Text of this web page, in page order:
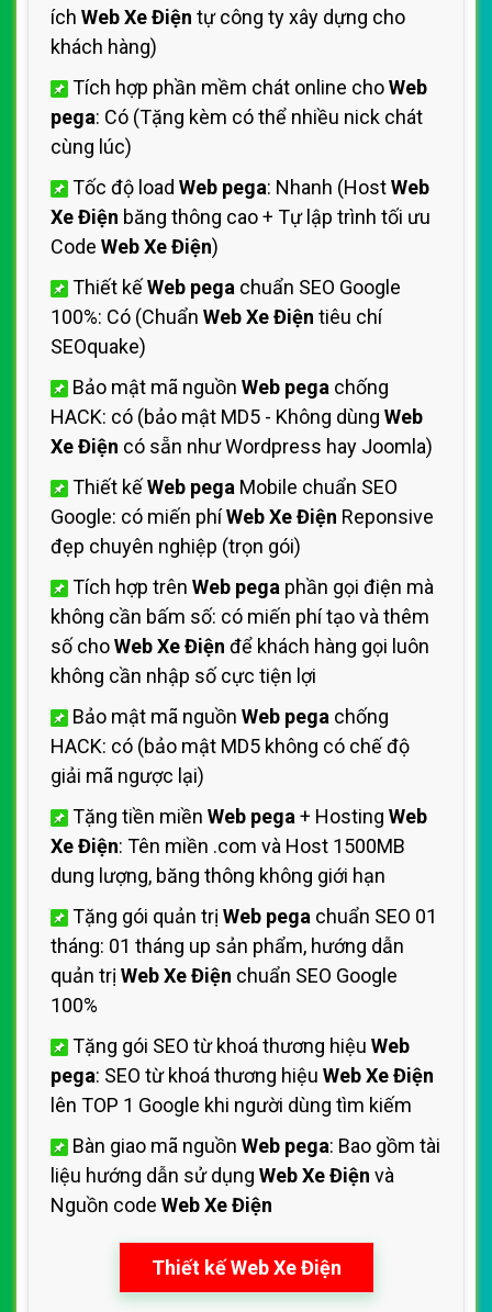
ích Web Xe Điện tự công ty xây dựng cho
khách hàng)
Tích hợp phần mềm chát online choWeb
pega: Có (Tặng kèm có thể nhiều nick chát
cùng lúc)
Tốc độ load Web pega: Nhanh (HostWeb
Xe Điện băng thông cao + Tự lập trình tối ưu
Code Web Xe Điện)
Thiết kếWeb pega chuẩn SEO Google
100%: Có (Chuẩn Web Xe Điện tiêu chí
SEOquake)
Bảo mật mã nguồn Web pega chống
HACK: có (bảo mật MD5 - Không dùng Web
Xe Điện có sẵn như Wordpress hay Joomla)
Thiết kếWeb pega Mobile chuẩn SEO
Google: có miến phíWeb Xe Điện Reponsive
đẹp chuyên nghiệp (trọn gói)
Tích hợp trên Web pega phần gọi điện mà
không cần bấm số: có miến phí tạo và thêm
số choWeb Xe Điện để khách hàng gọi luôn
không cần nhập số cực tiện lợi
Bảo mật mã nguồn Web pega chống
HACK: có (bảo mật MD5 không có chế độ
giải mã ngược lại)
Tặng tiền miền Web pega + Hosting Web
Xe Điện: Tên miền .com và Host 1500MB
dung lượng, băng thông không giới hạn
Tặng gói quản trị Web pega chuẩn SEO 01
tháng: 01 tháng up sản phẩm, hướng dẫn
quản trị Web Xe Điện chuẩn SEO Google
100%
Tặng gói SEO từ khoá thương hiệu Web
pega: SEO từ khoá thương hiệu Web Xe Điện
lên TOP 1 Google khi người dùng tìm kiếm
Bàn giao mã nguồn Web pega: Bao gồm tài
liệu hướng dẫn sử dụng Web Xe Điện và
Nguồn code Web Xe Điện
Thiết kế Web Xe Điện